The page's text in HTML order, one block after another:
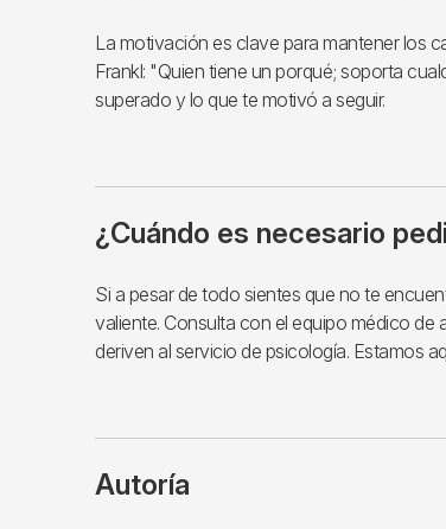
La motivación es clave para mantener los
Frankl: "Quien tiene un porqué; soporta
superado y lo que te motivó a seguir.
¿Cuándo es necesario
Si a pesar de todo sientes que no te
valiente. Consulta con el equipo médico de
deriven al servicio de psicología. Estamos
Autoría